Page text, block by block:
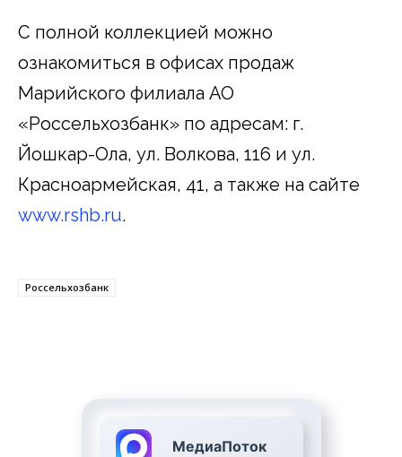
С полной коллекцией можно
ознакомиться в офисах продаж
Марийского филиала АО
«Россельхозбанк» по адресам: г.
Йошкар-Ола, ул. Волкова, 116 и ул.
Красноармейская, 41, а также на сайте
www.rshb.ru.
Россельхозбанк
МедиаПоток